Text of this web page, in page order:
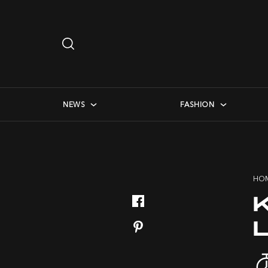
…
NEWS FASHION